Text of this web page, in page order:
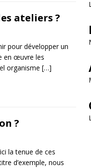
ateliers ?
pour développer un
en œuvre les
organisme […]
?
la tenue de ces
d’exemple, nous